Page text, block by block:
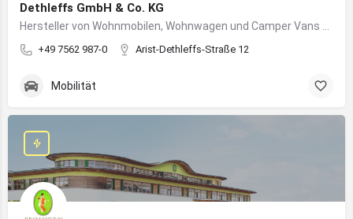
Dethleffs GmbH & Co. KG
+49 7562 987-0 Arist-Dethleffs-Straße 12
Mobilität